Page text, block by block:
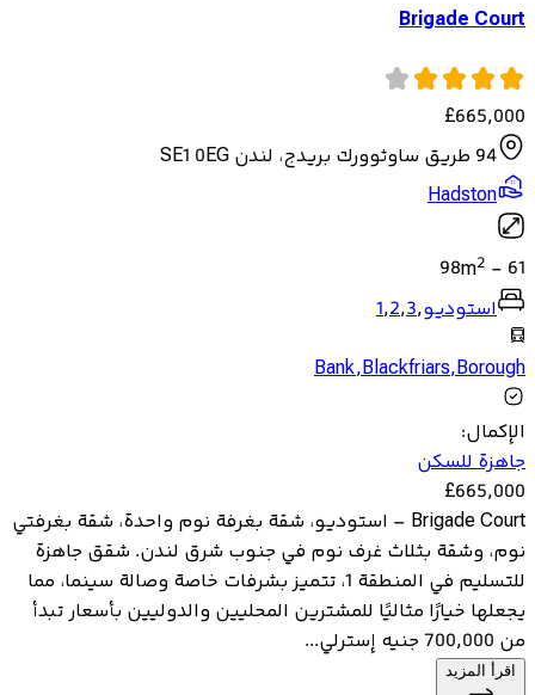
Brigade Court
£665,000
94 طريق ساوثوورك بريدج، لندن SE1 0EG
Hadston
61
-
98m2
استوديو,
1,2,3
Bank,Blackfriars,Borough
الإكمال:
جاهزة للسكن
£665,000
Brigade Court – استوديو، شقة بغرفة نوم واحدة، شقة بغرفتي
نوم، وشقة بثلاث غرف نوم في جنوب شرق لندن. شقق جاهزة
للتسليم في المنطقة 1، تتميز بشرفات خاصة وصالة سينما، مما
يجعلها خيارًا مثاليًا للمشترين المحليين والدوليين بأسعار تبدأ
من 700,000 جنيه إسترلي...
اقرأ المزيد